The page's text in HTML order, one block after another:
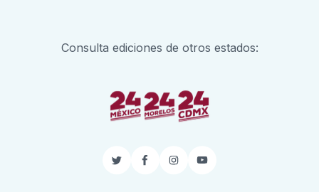
Consulta ediciones de otros estados:
TwitterFacebook
InstagramYouTube